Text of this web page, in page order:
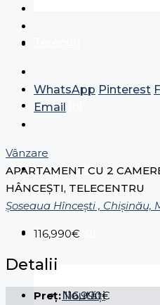
Investiții
Specialiști
Despre noi
Noutăți
WhatsApp Pinterest
Email
Vânzare
APARTAMENT CU 2
HÂNCEȘTI, TELECENTRU
Șoseaua Hînceşti , Chișinău,
116,990€
Detalii
Preț: 116,990€